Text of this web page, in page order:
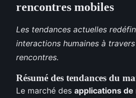
rencontres mobiles
Les tendances actuelles
interactions humaines à
rencontres.
Résumé des tendances du
Le marché des applications